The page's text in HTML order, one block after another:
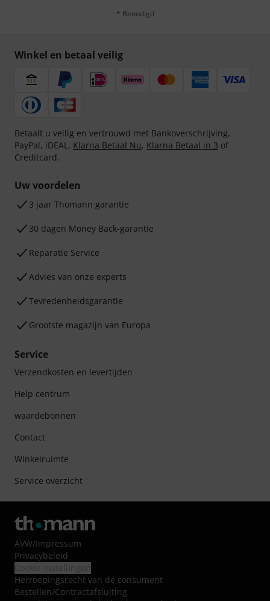
* Benodigd
Winkel en betaal veilig
Betaalt u veilig en vertrouwd met Bankoverschrijving,
PayPal, iDEAL, Klarna Betaal Nu, Klarna Betaal in 3 of
Creditcard.
Uw voordelen
3 jaar Thomann garantie
30 dagen Money Back-garantie
Reparatie Service
Advies van onze experts
Tevredenheidsgarantie
Grootste magazijn van Europa
Service
Verzendkosten en levertijden
Help centrum
waardebonnen
Contact
Winkelruimte
Service overzicht
AVW/Impressum
Privacybeleid
Herroepingsrecht van de consument
Bestellen/Contractafsluiting